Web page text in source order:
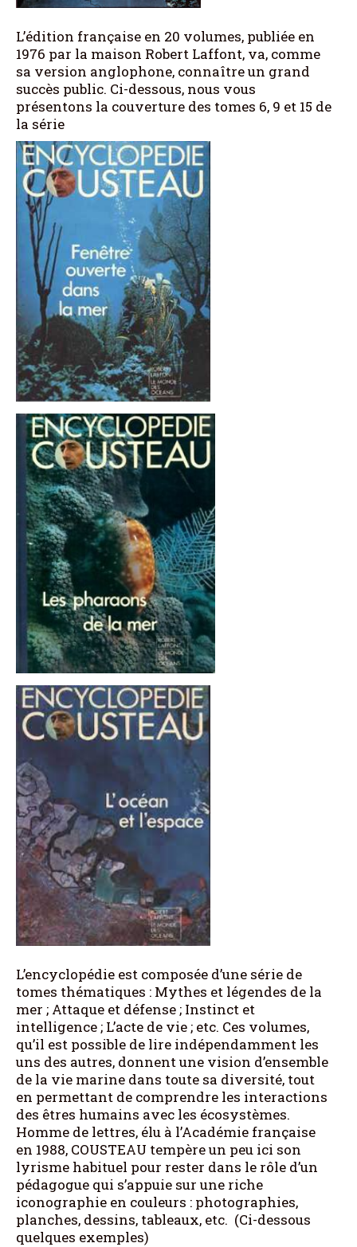
L’édition française en 20 volumes, publiée en
1976 par la maison Robert Laffont, va, comme
sa version anglophone, connaître un grand
succès public. Ci-dessous, nous vous
présentons la couverture des tomes 6, 9 et 15 de
la série
L’encyclopédie est composée d’une série de
tomes thématiques : Mythes et légendes de la
mer ; Attaque et défense ; Instinct et
intelligence ; L’acte de vie ; etc. Ces volumes,
qu’il est possible de lire indépendamment les
uns des autres, donnent une vision d’ensemble
de la vie marine dans toute sa diversité, tout
en permettant de comprendre les interactions
des êtres humains avec les écosystèmes.
Homme de lettres, élu à l’Académie française
en 1988, COUSTEAU tempère un peu ici son
lyrisme habituel pour rester dans le rôle d’un
pédagogue qui s’appuie sur une riche
iconographie en couleurs : photographies,
planches, dessins, tableaux, etc. (Ci-dessous
quelques exemples)